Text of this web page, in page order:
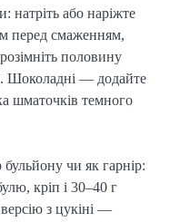
натріть або наріжте
перед смаженням,
половину
Шоколадні — додайте
шматочків темного
чи як гарнір:
кріп і 30–40 г
з цукіні —